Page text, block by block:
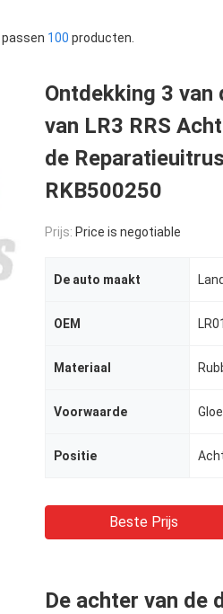
100 producten.
Ontdekking 3
van LR3 RRS
de
RKB500250
Prijs: Price is negotiable
De auto maakt
OEM
Materiaal
Voorwaarde
Positie
Beste Prijs
De achter van de